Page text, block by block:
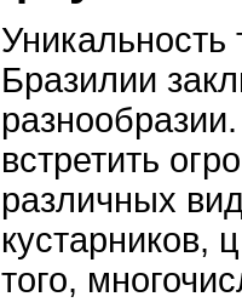
Уникальность
Бразилии
встретить
различных
кустарников,
того,